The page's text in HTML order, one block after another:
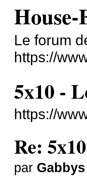
Le forum
https://
5x10 -
https://
Re:
par Gabbys